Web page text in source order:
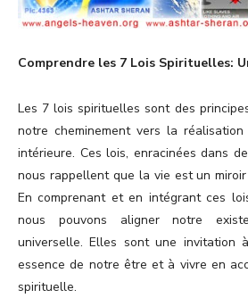
Comprendre les 7 Lois Spirituelles:
Les 7 lois spirituelles sont des
notre cheminement vers la
intérieure. Ces lois, enracinées dans
nous rappellent que la vie est un
En comprenant et en intégrant ces
nous pouvons aligner notre
universelle. Elles sont une invitation
essence de notre être et à vivre en
spirituelle.